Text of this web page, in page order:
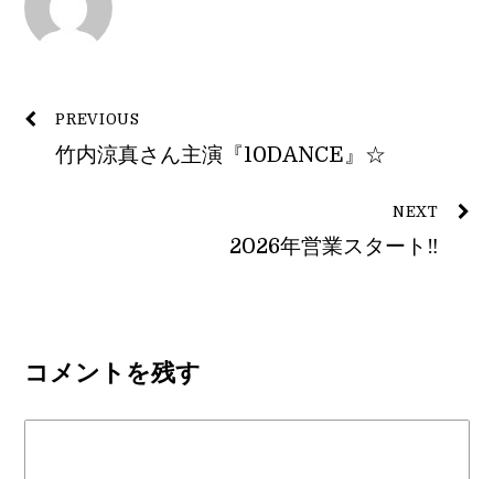
PREVIOUS
竹内涼真さん主演『10DANCE』☆
NEXT
2026年営業スタート‼︎
コメントを残す